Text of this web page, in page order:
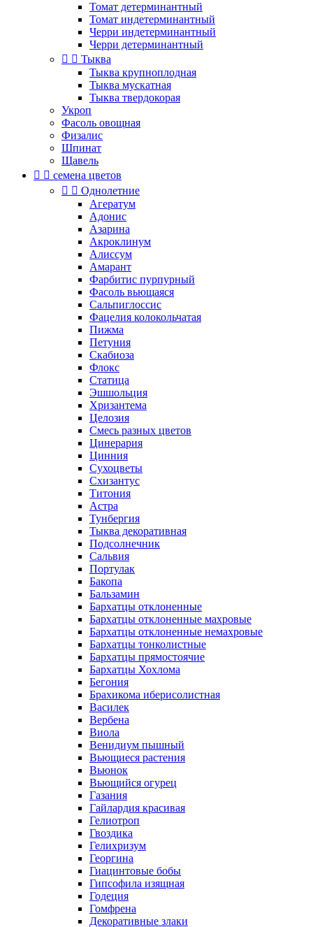
Томат детерминантный
Томат индетерминантный
Черри индетерминантный
Черри детерминантный
  Тыква
Тыква крупноплодная
Тыква мускатная
Тыква твердокорая
Укроп
Фасоль овощная
Физалис
Шпинат
Щавель
  семена цветов
  Однолетние
Агератум
Адонис
Азарина
Акроклинум
Алиссум
Амарант
Фарбитис пурпурный
Фасоль вьющаяся
Сальпиглоссис
Фацелия колокольчатая
Пижма
Петуния
Скабиоза
Флокс
Статица
Эшшольция
Хризантема
Целозия
Смесь разных цветов
Цинерария
Цинния
Сухоцветы
Схизантус
Титония
Астра
Тунбергия
Тыква декоративная
Подсолнечник
Сальвия
Портулак
Бакопа
Бальзамин
Бархатцы отклоненные
Бархатцы отклоненные махровые
Бархатцы отклоненные немахровые
Бархатцы тонколистные
Бархатцы прямостоячие
Бархатцы Хохлома
Бегония
Брахикома иберисолистная
Василек
Вербена
Виола
Венидиум пышный
Вьющиеся растения
Вьюнок
Вьющийся огурец
Газания
Гайлардия красивая
Гелиотроп
Гвоздика
Гелихризум
Георгина
Гиацинтовые бобы
Гипсофила изящная
Годеция
Гомфрена
Декоративные злаки